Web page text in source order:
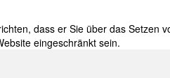
dass er Sie über das Setzen
eingeschränkt sein.